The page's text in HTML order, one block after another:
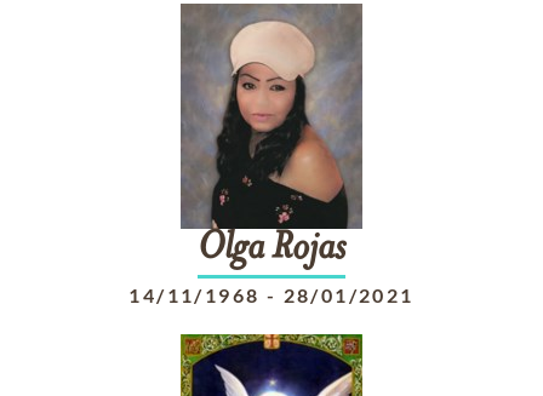
OlgaRojas
14/11/1968 - 28/01/2021